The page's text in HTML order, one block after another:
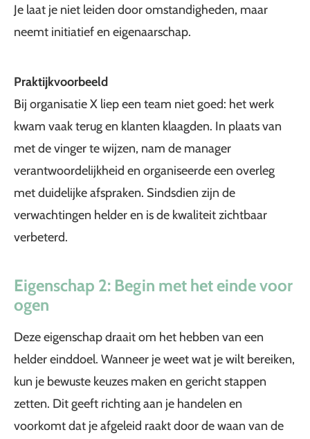
Je laat je niet leiden door omstandigheden, maar
neemt initiatief en eigenaarschap.
Praktijkvoorbeeld
Bij organisatie X liep een team niet goed: het werk
kwam vaak terug en klanten klaagden. In plaats van
met de vinger te wijzen, nam de manager
verantwoordelijkheid en organiseerde een overleg
met duidelijke afspraken. Sindsdien zijn de
verwachtingen helder en is de kwaliteit zichtbaar
verbeterd.
Eigenschap 2: Begin met het einde voor
ogen
Deze eigenschap draait om het hebben van een
helder einddoel. Wanneer je weet wat je wilt bereiken,
kun je bewuste keuzes maken en gericht stappen
zetten. Dit geeft richting aan je handelen en
voorkomt dat je afgeleid raakt door de waan van de